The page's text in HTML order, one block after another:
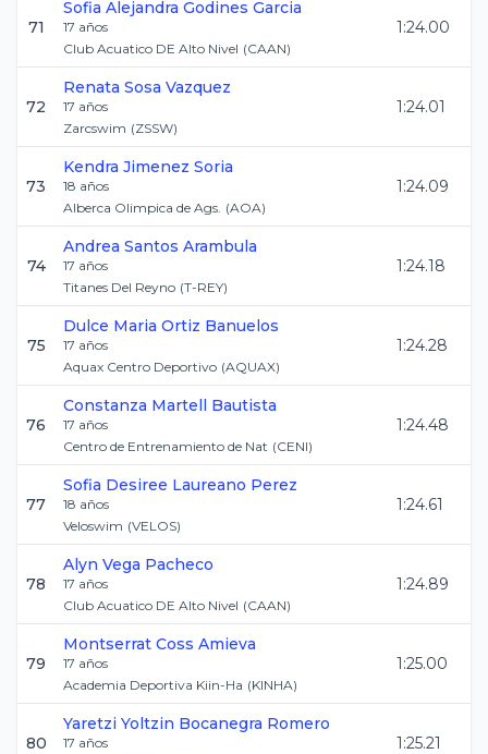
71
Sofia Alejandra Godines Garcia
17 años
Club Acuatico DE Alto Nivel (CAAN)
1:24.00
72
Renata Sosa Vazquez
17 años
Zarcswim (ZSSW)
1:24.01
73
Kendra Jimenez Soria
18 años
Alberca Olimpica de Ags. (AOA)
1:24.09
74
Andrea Santos Arambula
17 años
Titanes Del Reyno (T-REY)
1:24.18
75
Dulce Maria Ortiz Banuelos
17 años
Aquax Centro Deportivo (AQUAX)
1:24.28
76
Constanza Martell Bautista
17 años
Centro de Entrenamiento de Nat (CENI)
1:24.48
77
Sofia Desiree Laureano Perez
18 años
Veloswim (VELOS)
1:24.61
78
Alyn Vega Pacheco
17 años
Club Acuatico DE Alto Nivel (CAAN)
1:24.89
79
Montserrat Coss Amieva
17 años
Academia Deportiva Kiin-Ha (KINHA)
1:25.00
80
Yaretzi Yoltzin Bocanegra Romero
17 años
1:25.21